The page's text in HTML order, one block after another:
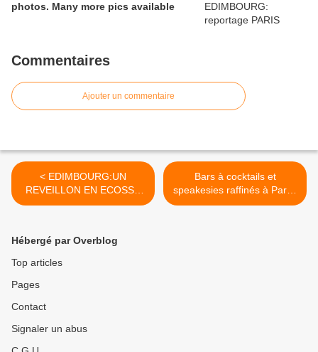
photos. Many more pics available
Commentaires
Ajouter un commentaire
< EDIMBOURG:UN
REVEILLON EN ECOSSE
CA DECOIFFE: PARIS
Bars à cocktails et
speakesies raffinés à Paris:
PARIS MATCH NOV 21017
Hébergé par Overblog
Top articles
Pages
Contact
Signaler un abus